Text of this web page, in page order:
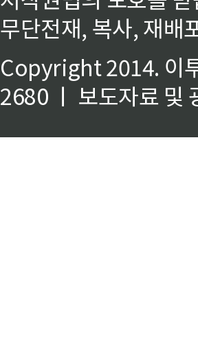
무단전재, 복사, 재배
Copyright 2014. 이
2680 ㅣ 보도자료